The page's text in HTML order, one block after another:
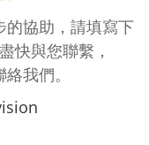
的協助，請填寫下
快與您聯繫 ，
絡我們。